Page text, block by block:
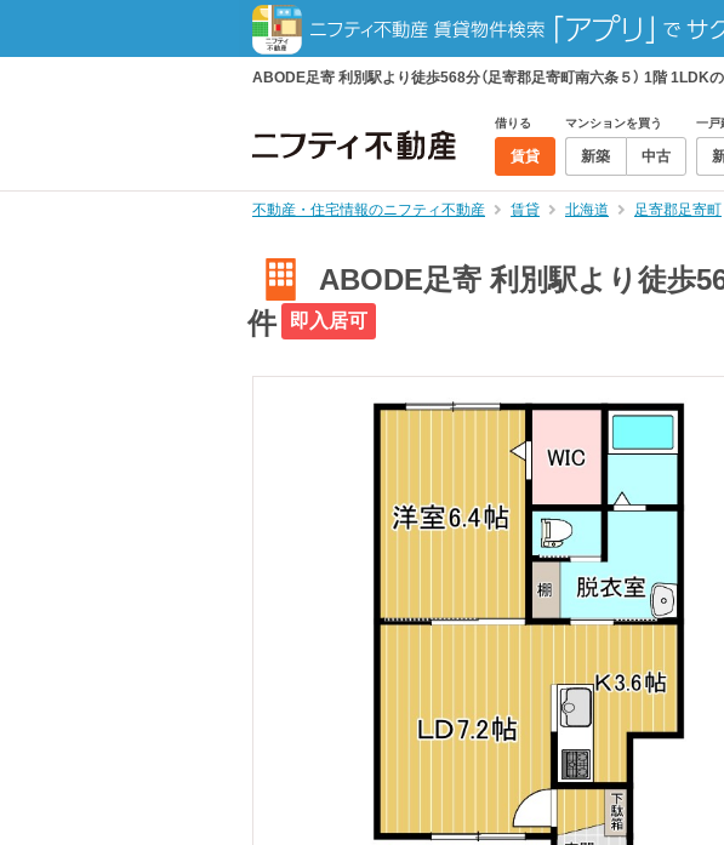
ABODE足寄 利別駅より徒歩568分（足寄郡足寄町南六条５） 1階 1LDK
借りる
賃貸
マンションを買う
新築 中古
一戸
不動産・住宅情報のニフティ不動産 賃貸 北海道 足寄郡足寄町
ABODE足寄 利別駅より徒歩
件
即入居可